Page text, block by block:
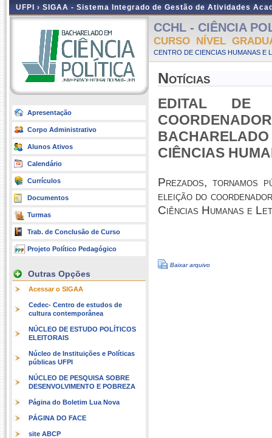
UFPI › SIGAA - Sistema Integrado de Gestão de Atividades
Apresentação
Corpo Administrativo
Alunos Ativos
Calendário
Currículos
Documentos
Turmas
Trab. de Conclusão de Curso
Projeto Político Pedagógico
Outras Opções
Acessar o SIGAA
Cedec- Centro de estudos de
cultura contemporânea
NÚCLEO DE ESTUDO POLÍTICOS
ELEITORAIS
Núcleo de Instituições e Políticas
públicas UFPI
NÚCLEO DE PESQUISA SOBRE
DESENVOLVIMENTO E POBREZA
Página do Boletim Lua Nova
PÁGINA DO FACE
site ABCP
CCHL - CIÊNCIA
CURSO NÍVEL
CENTRO DE CIENCIAS HUMANAS E
Notícias
EDITAL DE
CIÊNCIAS
Prezados, tornamos
eleição do
Ciências Humanas e
Baixar arquivo